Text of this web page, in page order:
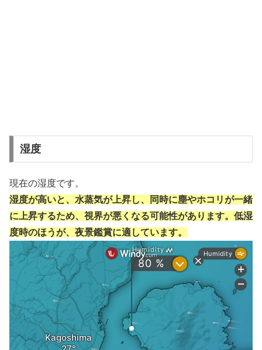
湿度
現在の湿度です。
湿度が高いと、水蒸気が上昇し、同時に塵やホコリが一緒
に上昇するため、視界が悪くなる可能性があります。低湿
度時のほうが、夜景鑑賞に適しています。